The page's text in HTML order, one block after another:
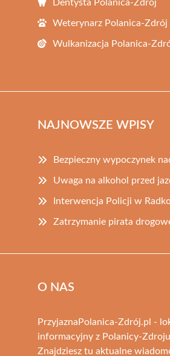
Dentysta Polanica-Zdrój
Weterynarz Polanica-Zdrój
Wulkanizacja Polanica-
NAJNOWSZE WPISY
Bezpieczny wypoczynek
Uwaga na alkohol przed
Interwencja Policji w
Zatrzymanie pirata
O NAS
PrzyjaznaPolanica-Zdrój.pl -
informacyjny z Polanicy-
Znajdziesz tu aktualne